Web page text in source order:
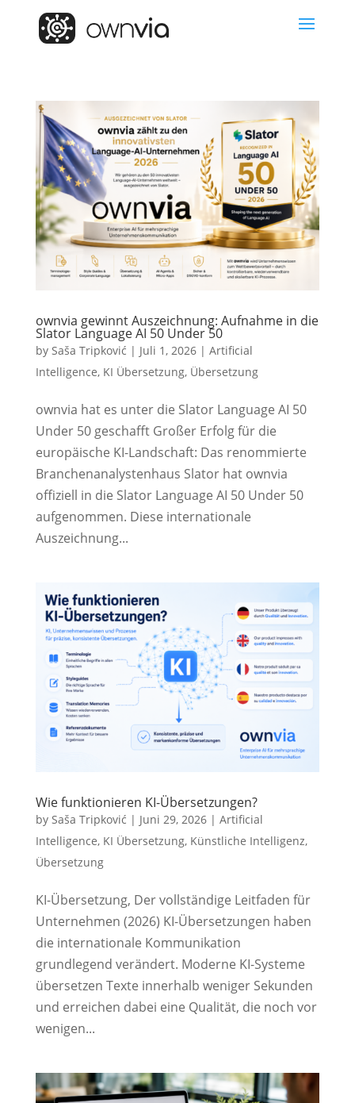
ownvia gewinnt Auszeichnung: Aufnahme in die
Slator Language AI 50 Under 50
by Saša Tripković | Juli 1, 2026| Artificial
Intelligence, KI Übersetzung, Übersetzung
ownvia hat es unter die Slator Language AI 50
Under 50 geschafft Großer Erfolg für die
europäische KI-Landschaft: Das renommierte
Branchenanalystenhaus Slator hat ownvia
offiziell in die Slator Language AI 50 Under 50
aufgenommen. Diese internationale
Auszeichnung...
Wie funktionieren KI-Übersetzungen?
by Saša Tripković | Juni 29, 2026| Artificial
Intelligence, KI Übersetzung, Künstliche Intelligenz,
Übersetzung
KI-Übersetzung, Der vollständige Leitfaden für
Unternehmen (2026) KI-Übersetzungen haben
die internationale Kommunikation
grundlegend verändert. Moderne KI-Systeme
übersetzen Texte innerhalb weniger Sekunden
und erreichen dabei eine Qualität, die noch vor
wenigen...